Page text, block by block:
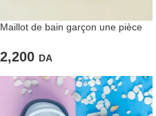
Maillot de bain garçon une pièce
2,200 DA